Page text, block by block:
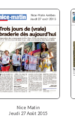
Nice Matin
Jeudi 27 Août 2015